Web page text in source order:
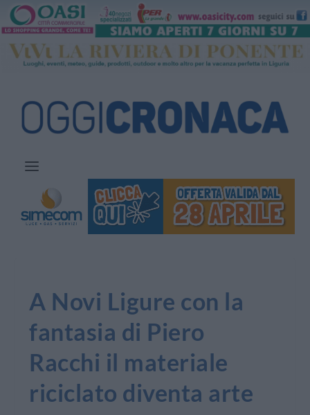
A Novi Ligure con la
fantasia di Piero
Racchi il materiale
riciclato diventa arte